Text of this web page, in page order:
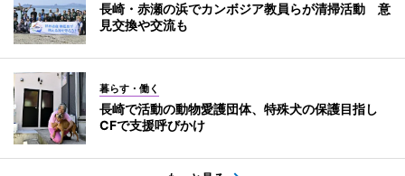
長崎・赤瀬の浜でカンボジア教員らが清掃活動 意
見交換や交流も
暮らす・働く
長崎で活動の動物愛護団体、特殊犬の保護目指し
CFで支援呼びかけ